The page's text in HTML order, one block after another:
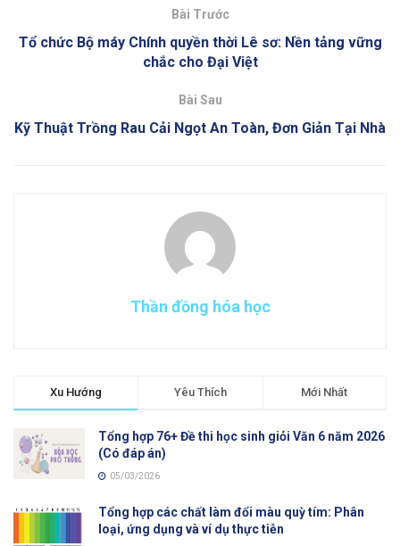
Bài Trước
Tổ chức Bộ máy Chính quyền thời Lê sơ: Nền tảng vững
chắc cho Đại Việt
Bài Sau
Kỹ Thuật Trồng Rau Cải Ngọt An Toàn, Đơn Giản Tại Nhà
Thần đồng hóa học
Xu Hướng Yêu Thích Mới Nhất
Tổng hợp 76+ Đề thi học sinh giỏi Văn 6 năm 2026
(Có đáp án)
05/03/2026
Tổng hợp các chất làm đổi màu quỳ tím: Phân
loại, ứng dụng và ví dụ thực tiễn